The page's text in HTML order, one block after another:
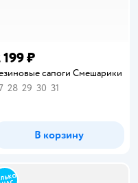
199 ₽
сапоги Смешарики
28 29 30 31
В корзину